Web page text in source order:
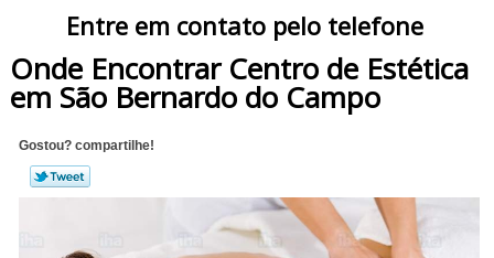
Entre em contato pelo telefone
Onde Encontrar Centro de Estética
em São Bernardo do Campo
Gostou? compartilhe!